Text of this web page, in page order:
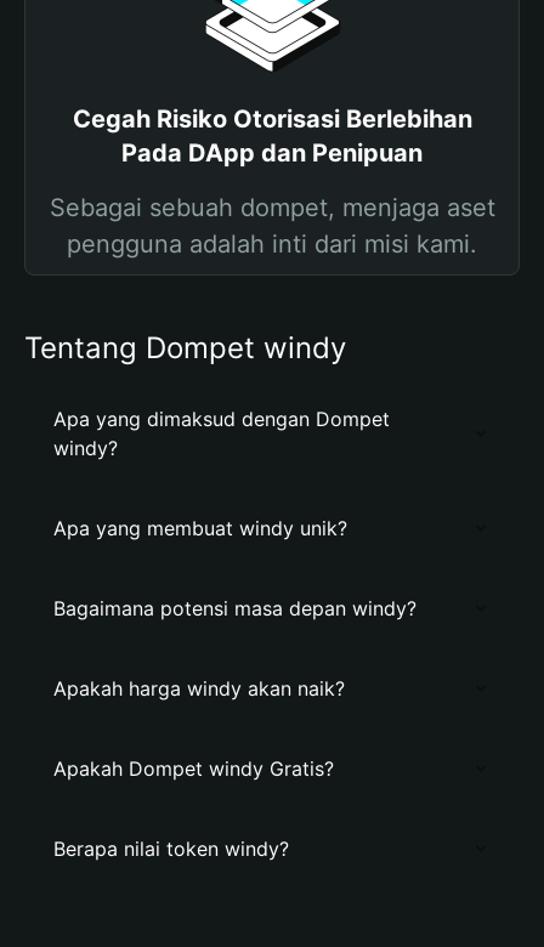
Cegah Risiko Otorisasi Berlebihan
Pada DApp dan Penipuan
Sebagai sebuah dompet, menjaga aset
pengguna adalah inti dari misi kami.
Tentang Dompet windy
Apa yang dimaksud dengan Dompet
windy?
Apa yang membuat windy unik?
Bagaimana potensi masa depan windy?
Apakah harga windy akan naik?
Apakah Dompet windy Gratis?
Berapa nilai token windy?